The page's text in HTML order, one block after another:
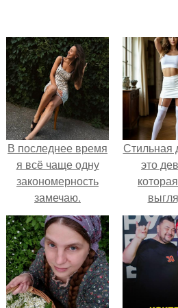
В последнее время
я всё чаще одну
закономерность
замечаю.
Стильная
это